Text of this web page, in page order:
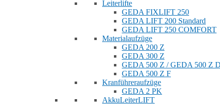
Leiterlifte
GEDA FIXLIFT 250
GEDA LIFT 200 Standard
GEDA LIFT 250 COMFORT
Materialaufzüge
GEDA 200 Z
GEDA 300 Z
GEDA 500 Z / GEDA 500 Z
GEDA 500 Z F
Kranführeraufzüge
GEDA 2 PK
AkkuLeiterLIFT